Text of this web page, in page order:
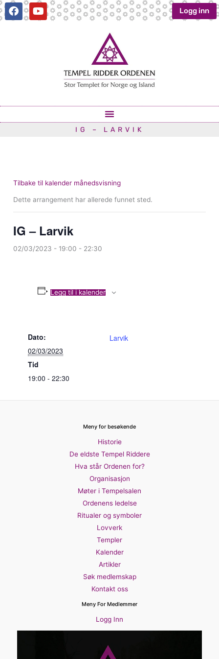
Hopp
rett
F
a
Y
o
Logg inn
IG – LARVIK
Tilbake til kalender månedsvisning
Dette arrangement har allerede funnet sted.
IG – Larvik
02/03/2023 - 19:00 - 22:30
Legg til i kalender
Dato:
02/03/2023
Tid
19:00 - 22:30
Larvik
Meny for besøkende
Historie
De eldste Tempel Riddere
Hva står Ordenen for?
Organisasjon
Møter i Tempelsalen
Ordenens ledelse
Ritualer og symboler
Lovverk
Templer
Kalender
Artikler
Søk medlemskap
Kontakt oss
Meny For Medlemmer
Logg Inn